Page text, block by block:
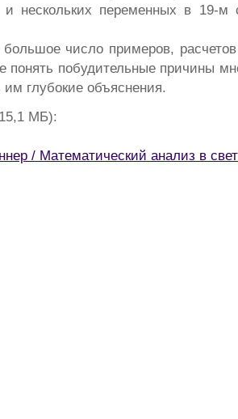
нескольких переменных в 19-м
большое число примеров,
понять побудительные причины
глубокие объяснения.
МБ):
/ Математический анализ в